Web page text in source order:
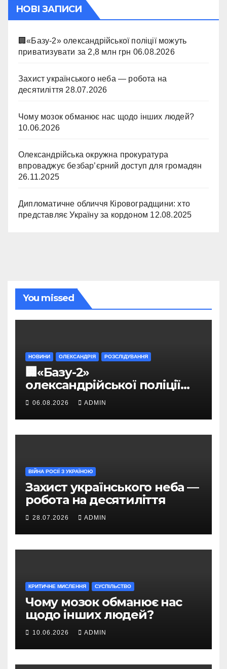
НОВІ ЗАПИСИ
🏢«Базу-2» олександрійської поліції можуть
приватизувати за 2,8 млн грн 06.08.2026
Захист українського неба — робота на
десятиліття 28.07.2026
Чому мозок обманює нас щодо інших людей?
10.06.2026
Олександрійська окружна прокуратура
впроваджує безбар’єрний доступ для громадян
26.11.2025
Дипломатичне обличчя Кіровоградщини: хто
представляє Україну за кордоном 12.08.2025
You missed
НОВИНИ ОЛЕКСАНДРІЯ РОЗСЛІДУВАННЯ
🏢«Базу-2»
олександрійської поліції
можуть приватизувати за
2,8 млн грн
06.08.2026 ADMIN
ВІЙНА РОСІЇ З УКРАЇНОЮ
Захист українського неба —
робота на десятиліття
28.07.2026 ADMIN
КРИТИЧНЕ МИСЛЕННЯ СУСПІЛЬСТВО
Чому мозок обманює нас
щодо інших людей?
10.06.2026 ADMIN